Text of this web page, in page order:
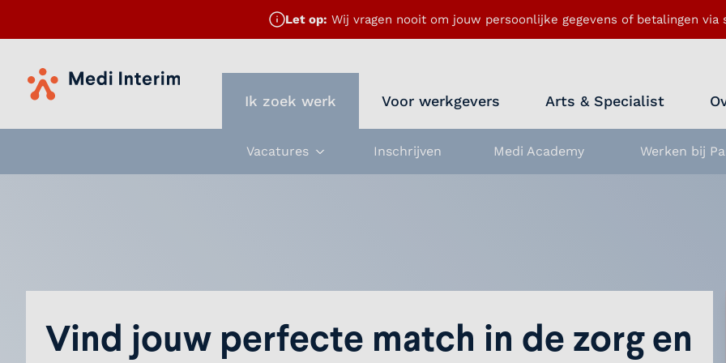
Let op: Wij vragen nooit om jouw persoonlijke gegevens of betalingen via
Home
Ik zoek werk Voor werkgevers Arts & Specialist
Vacatures
Inschrijven Medi Academy Werken bij
Vind jouw perfecte match in de zorg en